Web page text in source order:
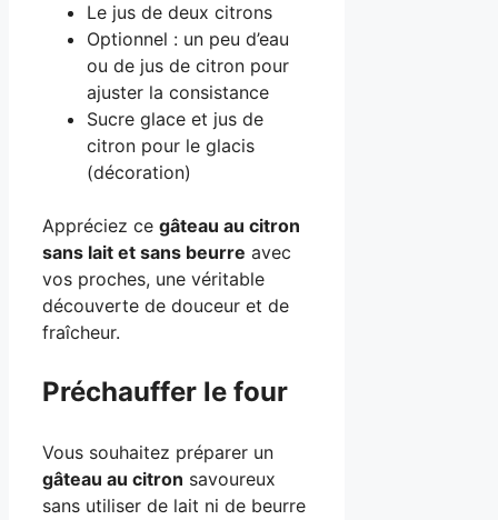
Le jus de deux citrons
Optionnel : un peu d’eau
ou de jus de citron pour
ajuster la consistance
Sucre glace et jus de
citron pour le glacis
(décoration)
Appréciez ce gâteau au citron
sans lait et sans beurre avec
vos proches, une véritable
découverte de douceur et de
fraîcheur.
Préchauffer le four
Vous souhaitez préparer un
gâteau au citron savoureux
sans utiliser de lait ni de beurre